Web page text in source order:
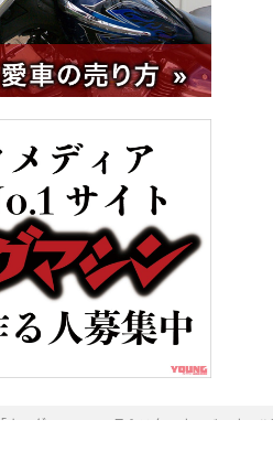
「ホンダ×ニューエラ＆スターオーバーオー